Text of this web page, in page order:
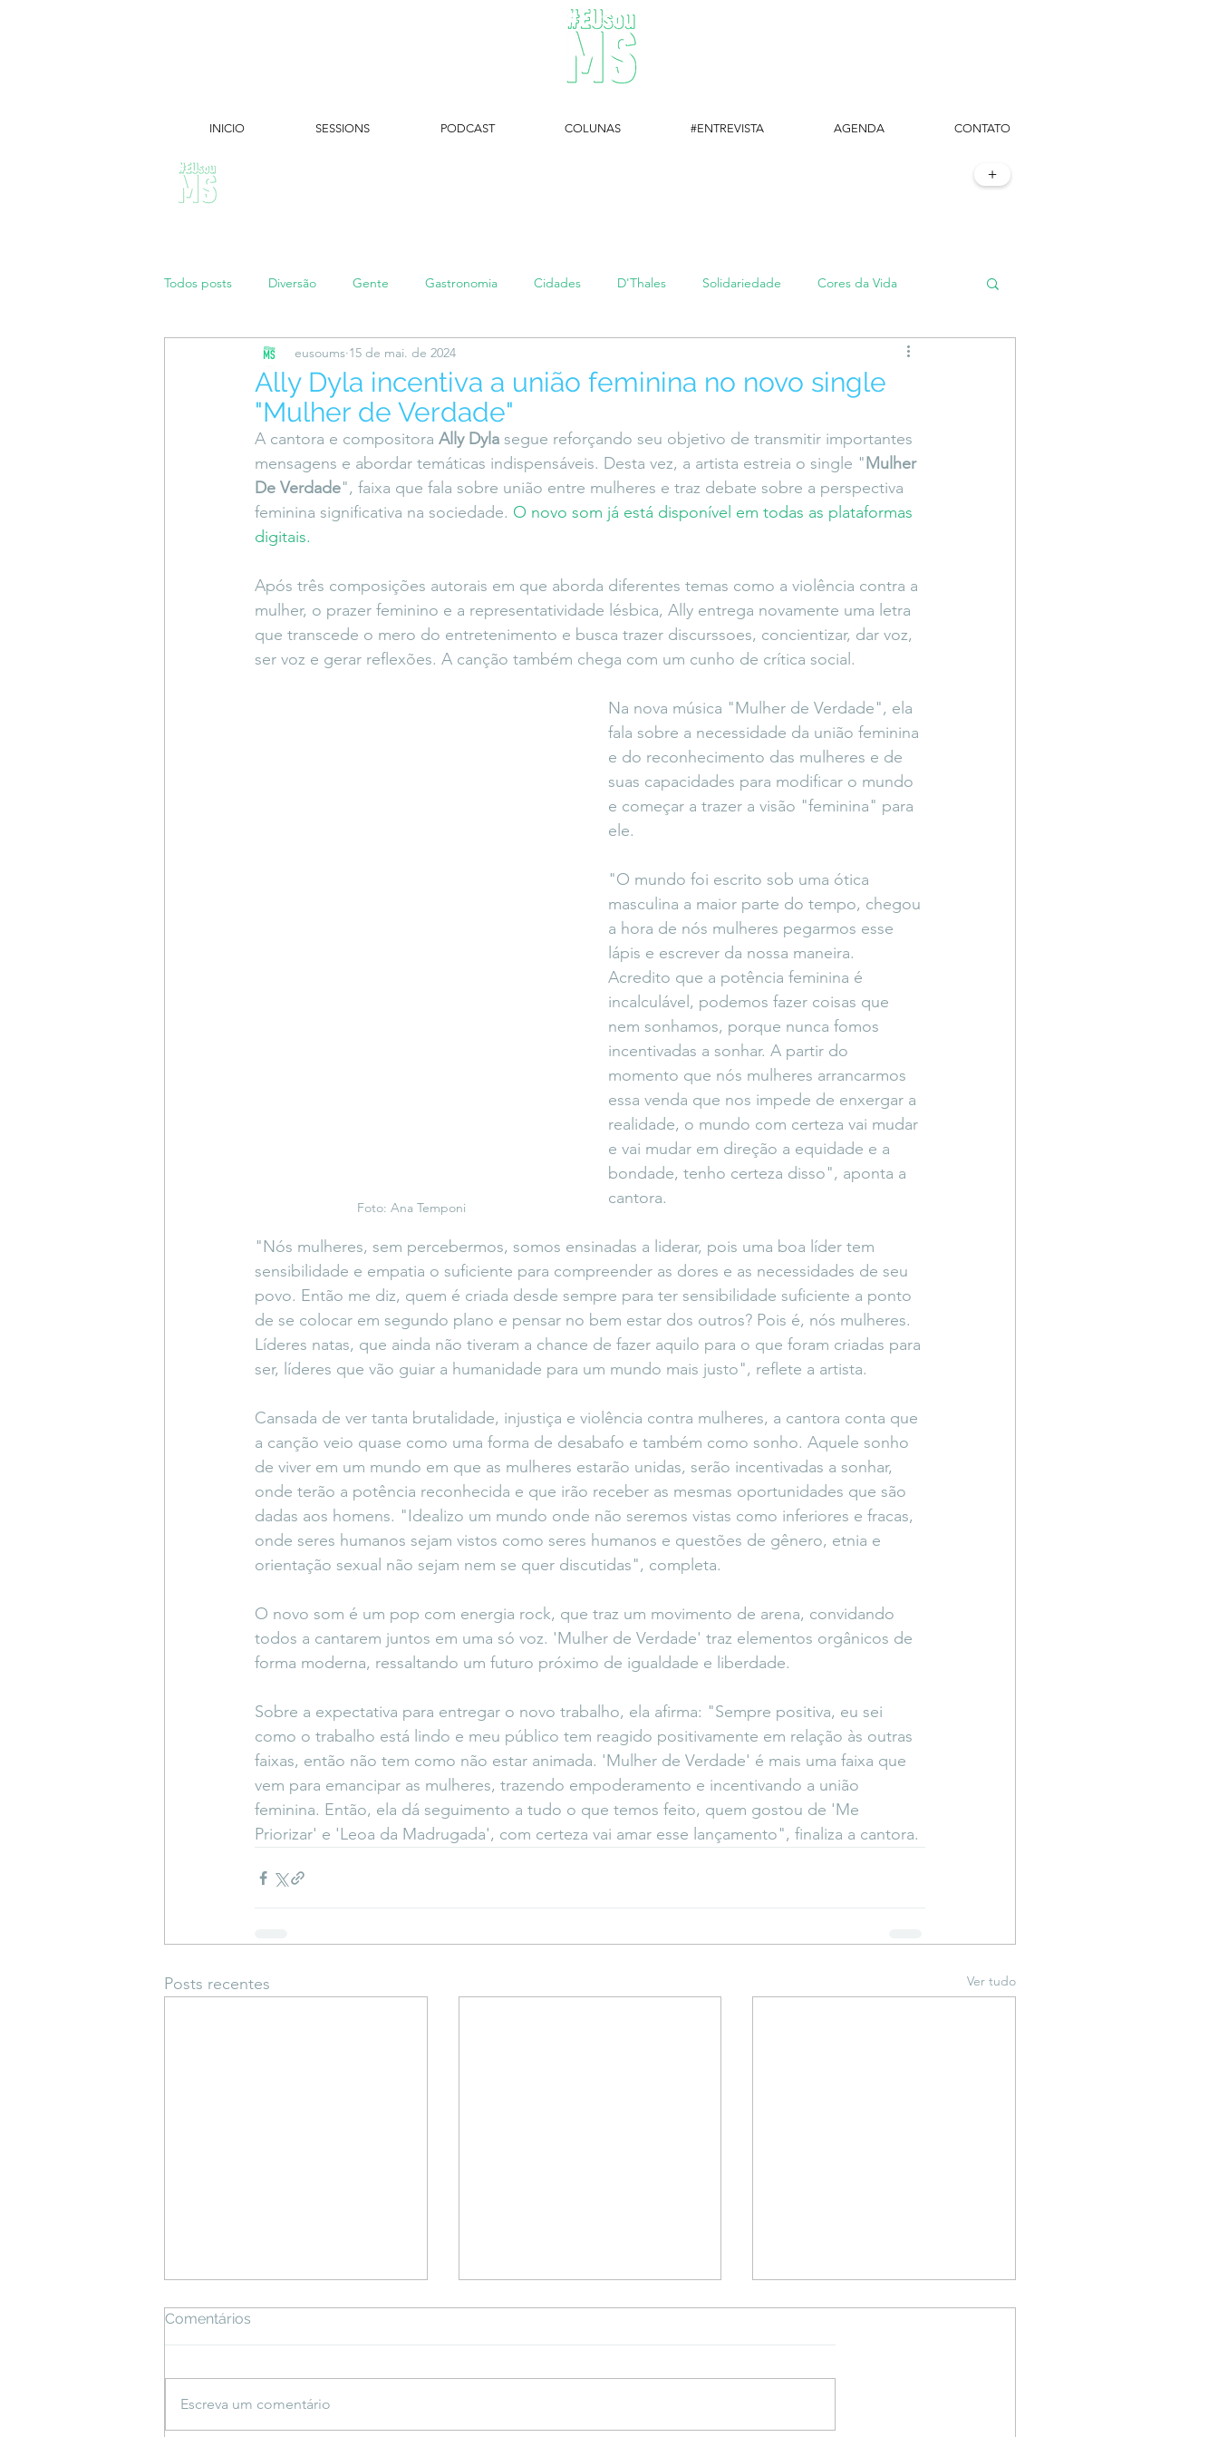
Todos posts Diversão Gente Gastronomia Cidades D'Thales Solidariedade Cores da Vida
Papo de Mãe #maratonei #setembroamarelo #TôemSampa, meu!
Coluna do Vasques #DescomplicaLara #entrevista
DESIMAGINAR
Ally Dyla incentiva a união feminina no novo single
"Mulher de Verdade"
eusoums 15 de mai. de 2024
A cantora e compositora Ally Dyla segue reforçando seu objetivo de transmitir importantes
mensagens e abordar temáticas indispensáveis. Desta vez, a artista estreia o single "Mulher
De Verdade", faixa que fala sobre união entre mulheres e traz debate sobre a perspectiva
feminina significativa na sociedade. O novo som já está disponível em todas as plataformas
digitais.
Após três composições autorais em que aborda diferentes temas como a violência contra a
mulher, o prazer feminino e a representatividade lésbica, Ally entrega novamente uma letra
que transcede o mero do entretenimento e busca trazer discurssoes, concientizar, dar voz,
ser voz e gerar reflexões. A canção também chega com um cunho de crítica social.
Foto: Ana Temponi
Na nova música "Mulher de Verdade", ela
fala sobre a necessidade da união feminina
e do reconhecimento das mulheres e de
suas capacidades para modificar o mundo
e começar a trazer a visão "feminina" para
ele.
"O mundo foi escrito sob uma ótica
masculina a maior parte do tempo, chegou
a hora de nós mulheres pegarmos esse
lápis e escrever da nossa maneira.
Acredito que a potência feminina é
incalculável, podemos fazer coisas que
nem sonhamos, porque nunca fomos
incentivadas a sonhar. A partir do
momento que nós mulheres arrancarmos
essa venda que nos impede de enxergar a
realidade, o mundo com certeza vai mudar
e vai mudar em direção a equidade e a
bondade, tenho certeza disso", aponta a
cantora.
"Nós mulheres, sem percebermos, somos ensinadas a liderar, pois uma boa líder tem
sensibilidade e empatia o suficiente para compreender as dores e as necessidades de seu
povo. Então me diz, quem é criada desde sempre para ter sensibilidade suficiente a ponto
de se colocar em segundo plano e pensar no bem estar dos outros? Pois é, nós mulheres.
Líderes natas, que ainda não tiveram a chance de fazer aquilo para o que foram criadas para
ser, líderes que vão guiar a humanidade para um mundo mais justo", reflete a artista.
Cansada de ver tanta brutalidade, injustiça e violência contra mulheres, a cantora conta que
a canção veio quase como uma forma de desabafo e também como sonho. Aquele sonho
de viver em um mundo em que as mulheres estarão unidas, serão incentivadas a sonhar,
onde terão a potência reconhecida e que irão receber as mesmas oportunidades que são
dadas aos homens. "Idealizo um mundo onde não seremos vistas como inferiores e fracas,
onde seres humanos sejam vistos como seres humanos e questões de gênero, etnia e
orientação sexual não sejam nem se quer discutidas", completa.
O novo som é um pop com energia rock, que traz um movimento de arena, convidando
todos a cantarem juntos em uma só voz. 'Mulher de Verdade' traz elementos orgânicos de
forma moderna, ressaltando um futuro próximo de igualdade e liberdade.
Sobre a expectativa para entregar o novo trabalho, ela afirma: "Sempre positiva, eu sei
como o trabalho está lindo e meu público tem reagido positivamente em relação às outras
faixas, então não tem como não estar animada. 'Mulher de Verdade' é mais uma faixa que
vem para emancipar as mulheres, trazendo empoderamento e incentivando a união
feminina. Então, ela dá seguimento a tudo o que temos feito, quem gostou de 'Me
Priorizar' e 'Leoa da Madrugada', com certeza vai amar esse lançamento", finaliza a cantora.
Posts recentes Ver tudo
Comentários
Escreva um comentário
+
INICIO SESSIONS PODCAST COLUNAS #ENTREVISTA AGENDA CONTATO